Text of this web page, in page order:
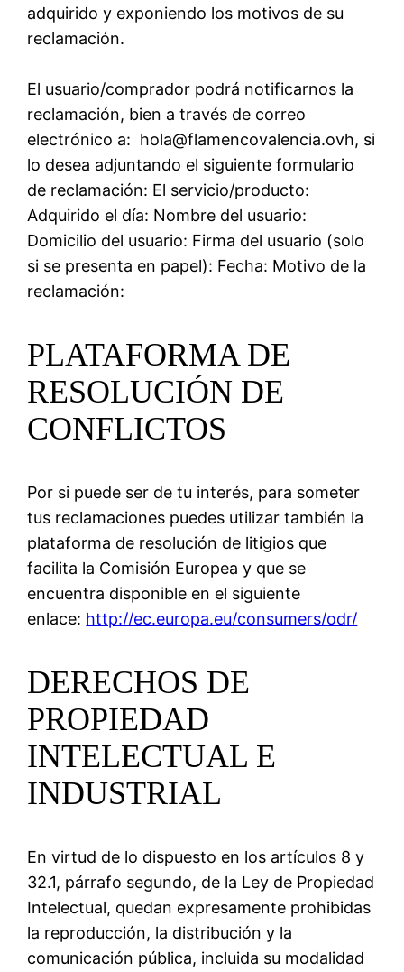
adquirido y exponiendo los motivos de su
reclamación.
El usuario/comprador podrá notificarnos la
reclamación, bien a través de correo
electrónico a: hola@flamencovalencia.ovh, si
lo desea adjuntando el siguiente formulario
de reclamación: El servicio/producto:
Adquirido el día: Nombre del usuario:
Domicilio del usuario: Firma del usuario (solo
si se presenta en papel): Fecha: Motivo de la
reclamación:
PLATAFORMA DE
RESOLUCIÓN DE
CONFLICTOS
Por si puede ser de tu interés, para someter
tus reclamaciones puedes utilizar también la
plataforma de resolución de litigios que
facilita la Comisión Europea y que se
encuentra disponible en el siguiente
enlace: http://ec.europa.eu/consumers/odr/
DERECHOS DE
PROPIEDAD
INTELECTUAL E
INDUSTRIAL
En virtud de lo dispuesto en los artículos 8 y
32.1, párrafo segundo, de la Ley de Propiedad
Intelectual, quedan expresamente prohibidas
la reproducción, la distribución y la
comunicación pública, incluida su modalidad